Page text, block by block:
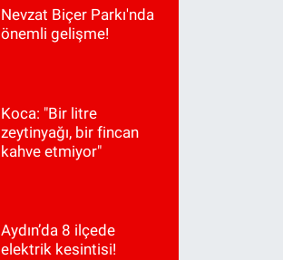
Nevzat Biçer Parkı'nda
önemli gelişme!
Koca: "Bir litre
zeytinyağı, bir fincan
kahve etmiyor"
Aydın’da 8 ilçede
elektrik kesintisi!